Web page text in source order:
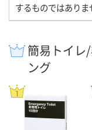
するものではありま
簡易トイレ
ング